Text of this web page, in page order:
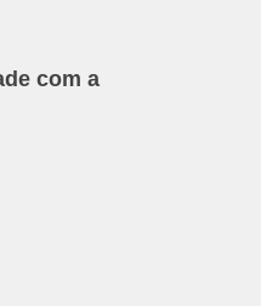
com a